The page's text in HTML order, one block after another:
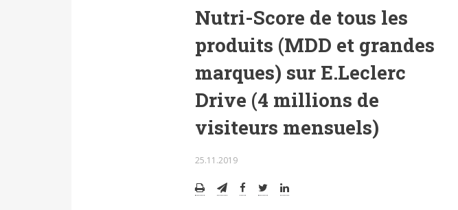
Nutri-Score de tous les
produits (MDD et grandes
marques) sur E.Leclerc
Drive (4 millions de
visiteurs mensuels)
25.11.2019